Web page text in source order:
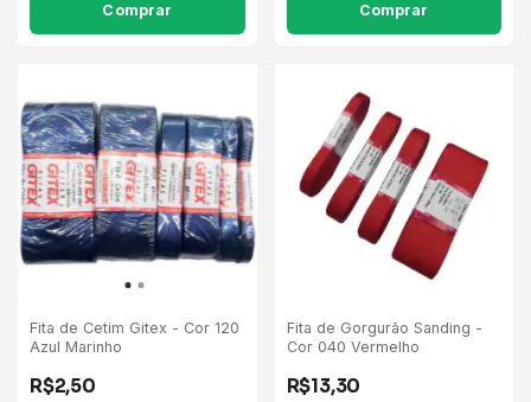
Comprar Comprar
Fita de Cetim Gitex - Cor 120
Azul Marinho
R$2,50
Fita de Gorgurão Sanding -
Cor 040 Vermelho
R$13,30